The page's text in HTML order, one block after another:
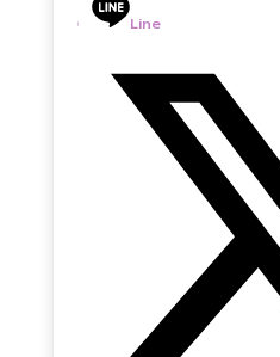
Line